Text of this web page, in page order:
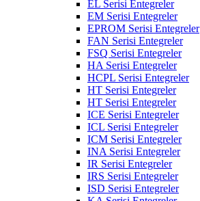
EL Serisi Entegreler
EM Serisi Entegreler
EPROM Serisi Entegreler
FAN Serisi Entegreler
FSQ Serisi Entegreler
HA Serisi Entegreler
HCPL Serisi Entegreler
HT Serisi Entegreler
HT Serisi Entegreler
ICE Serisi Entegreler
ICL Serisi Entegreler
ICM Serisi Entegreler
INA Serisi Entegreler
IR Serisi Entegreler
IRS Serisi Entegreler
ISD Serisi Entegreler